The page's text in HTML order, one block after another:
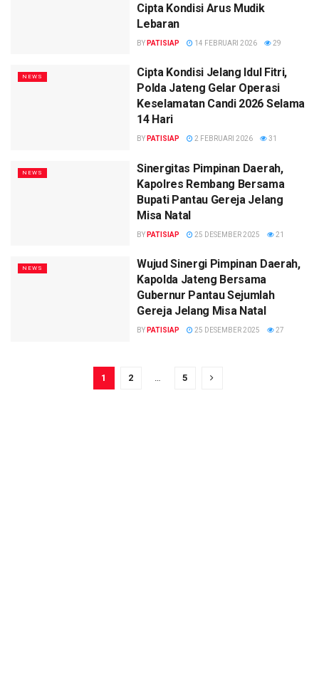
Cipta Kondisi Arus Mudik
Lebaran
BY PATISIAP 14 FEBRUARI 2026 29
NEWS
Cipta Kondisi Jelang Idul Fitri,
Polda Jateng Gelar Operasi
Keselamatan Candi 2026 Selama
14 Hari
BY PATISIAP 2 FEBRUARI 2026 31
NEWS
Sinergitas Pimpinan Daerah,
Kapolres Rembang Bersama
Bupati Pantau Gereja Jelang
Misa Natal
BY PATISIAP 25 DESEMBER 2025 21
NEWS
Wujud Sinergi Pimpinan Daerah,
Kapolda Jateng Bersama
Gubernur Pantau Sejumlah
Gereja Jelang Misa Natal
BY PATISIAP 25 DESEMBER 2025 27
1 2 5